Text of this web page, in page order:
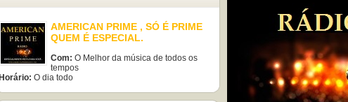
AMERICAN PRIME , SÓ É PRIME
QUEM É ESPECIAL.
Com: O Melhor da música de todos os
tempos
Horário: O dia todo